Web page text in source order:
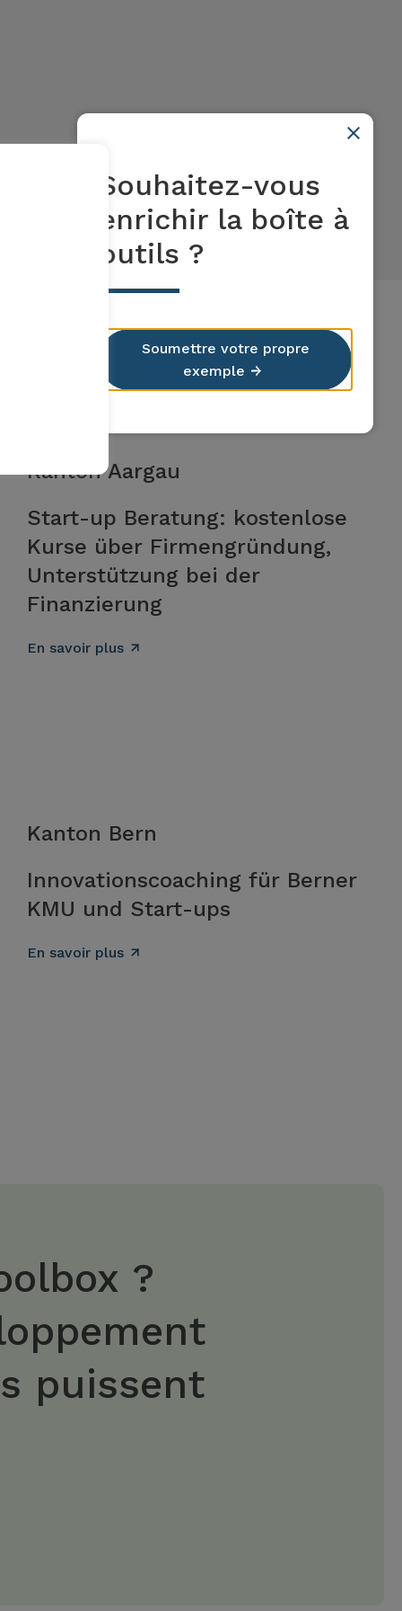
Souhaitez-vous
enrichir la boîte à
outils ?
Soumettre votre propre
exemple
Kanton Aargau
Start-up Beratung: kostenlose
Kurse über Firmengründung,
Unterstützung bei der
Finanzierung
En savoir plus
Kanton Bern
Innovationscoaching für Berner
KMU und Start-ups
En savoir plus
?
puissent